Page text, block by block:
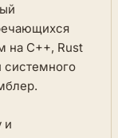
на C++, Rust
системного
и